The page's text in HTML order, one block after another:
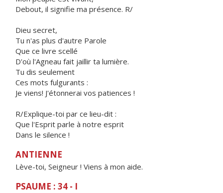
Debout, il signifie ma présence. R/
Dieu secret,
Tu n'as plus d'autre Parole
Que ce livre scellé
D'où l'Agneau fait jaillir ta lumière.
Tu dis seulement
Ces mots fulgurants :
Je viens! J'étonnerai vos patiences !
R/Explique-toi par ce lieu-dit :
Que l'Esprit parle à notre esprit
Dans le silence !
ANTIENNE
Lève-toi, Seigneur ! Viens à mon aide.
PSAUME : 34 - I